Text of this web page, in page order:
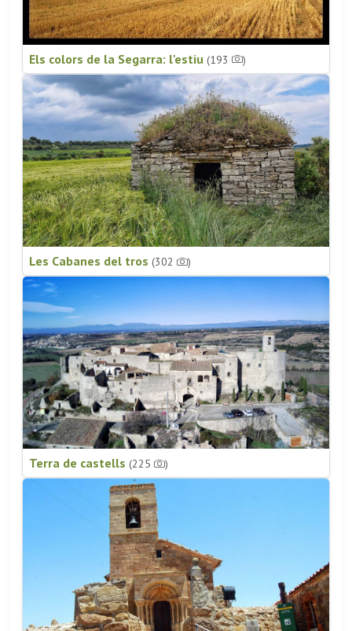
Els colors de la Segarra: l'estiu (193 )
Les Cabanes del tros (302 )
Terra de castells (225 )